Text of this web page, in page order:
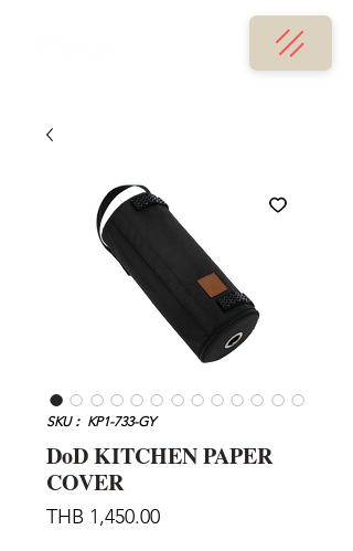
SKU： KP1-733-GY
DoD KITCHEN PAPER
COVER
THB 1,450.00価